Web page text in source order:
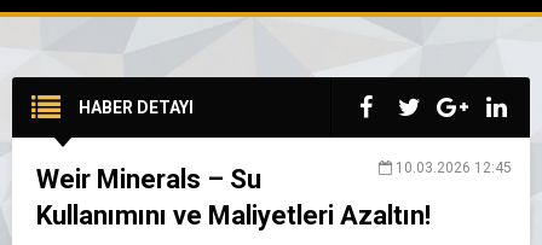
HABER DETAYI
10.03.2026 12:45
Weir Minerals – Su
Kullanımını ve Maliyetleri Azaltın!